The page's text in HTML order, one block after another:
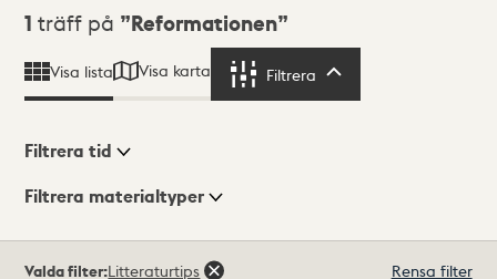
Sökresultat
1 träff på Reformationen
Visa lista Visa karta Filtrera
Visningsläge
Filtrera tid
Filtrera materialtyper
Valda filter:Litteraturtips Rensa filter